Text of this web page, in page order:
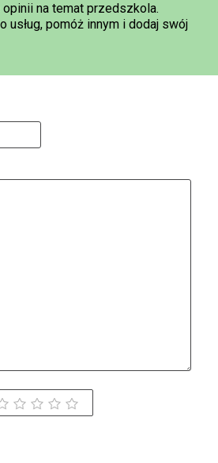
na temat przedszkola.
usług, pomóż innym i dodaj swój